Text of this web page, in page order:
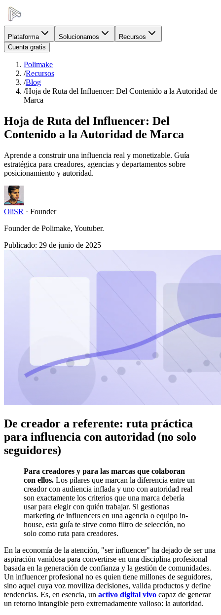
Plataforma Solucionamos
Recursos
Cuenta gratis
Polimake
/Recursos
/Blog
/Hoja de Ruta del Influencer: Del Contenido a la Autoridad de
Marca
Hoja de Ruta del Influencer: Del
Contenido a la Autoridad de Marca
Aprende a construir una influencia real y monetizable. Guía
estratégica para creadores, agencias y departamentos sobre
posicionamiento y autoridad.
OliSR · Founder
Founder de Polimake, Youtuber.
Publicado: 29 de junio de 2025
De creador a referente: ruta práctica
para influencia con autoridad (no solo
seguidores)
Para creadores y para las marcas que colaboran
con ellos. Los pilares que marcan la diferencia entre un
creador con audiencia inflada y uno con autoridad real
son exactamente los criterios que una marca debería
usar para elegir con quién trabajar. Si gestionas
marketing de influencers en una agencia o equipo in-
house, esta guía te sirve como filtro de selección, no
solo como ruta para creadores.
En la economía de la atención, "ser influencer" ha dejado de ser una
aspiración vanidosa para convertirse en una disciplina profesional
basada en la generación de confianza y la gestión de comunidades.
Un influencer profesional no es quien tiene millones de seguidores,
sino aquel cuya voz moviliza decisiones, valida productos y define
tendencias. Es, en esencia, un activo digital vivo capaz de generar
un retorno intangible pero extremadamente valioso: la autoridad.